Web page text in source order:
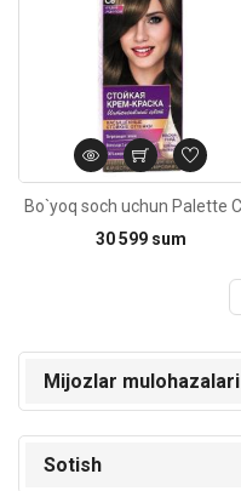
30 599 sum
Mijozlar mulohazalari
Sotish